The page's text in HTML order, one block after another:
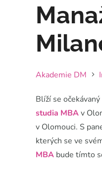
Akademie DM
Blíží se
studia MBAv
v Olomouci. S
kterých se ve
MBA bude tímto